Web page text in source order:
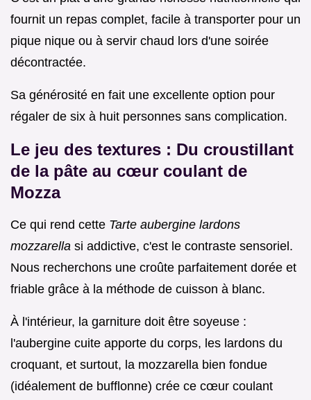
fournit un repas complet, facile à transporter pour un
pique nique ou à servir chaud lors d'une soirée
décontractée.
Sa générosité en fait une excellente option pour
régaler de six à huit personnes sans complication.
Le jeu des textures : Du croustillant
de la pâte au cœur coulant de
Mozza
Ce qui rend cette Tarte aubergine lardons
mozzarella si addictive, c'est le contraste sensoriel.
Nous recherchons une croûte parfaitement dorée et
friable grâce à la méthode de cuisson à blanc.
À l'intérieur, la garniture doit être soyeuse :
l'aubergine cuite apporte du corps, les lardons du
croquant, et surtout, la mozzarella bien fondue
(idéalement de bufflonne) crée ce cœur coulant